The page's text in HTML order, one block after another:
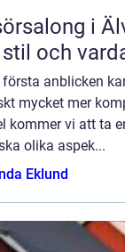
i
och
första anblicken
mycket mer
kommer vi att ta
olika aspek...
Eklund